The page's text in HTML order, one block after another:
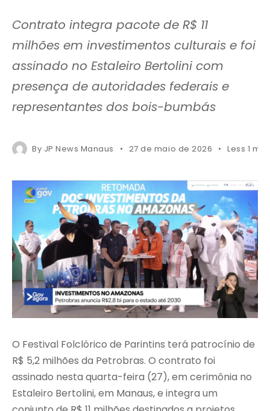
Contrato integra pacote de R$ 11
milhões em investimentos culturais e foi
assinado no Estaleiro Bertolini com
presença de autoridades federais e
representantes dos bois-bumbás
By JP News Manaus 27 de maio de 2026 Less 1
O Festival Folclórico de Parintins terá patrocínio de
R$ 5,2 milhões da Petrobras. O contrato foi
assinado nesta quarta-feira (27), em cerimônia no
Estaleiro Bertolini, em Manaus, e integra um